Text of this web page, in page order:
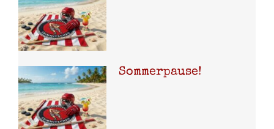
Sommerpause!